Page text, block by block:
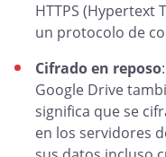
HTTPS (Hypertext
un protocolo de
Cifrado en reposo
Google Drive
significa que se
en los servidores